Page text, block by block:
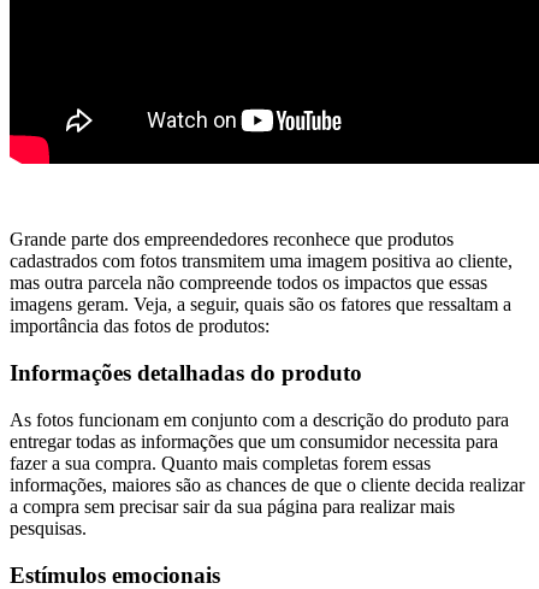
Grande parte dos empreendedores reconhece que produtos
cadastrados com fotos transmitem uma imagem positiva ao cliente,
mas outra parcela não compreende todos os impactos que essas
imagens geram. Veja, a seguir, quais são os fatores que ressaltam a
importância das fotos de produtos:
Informações detalhadas do produto
As fotos funcionam em conjunto com a descrição do produto para
entregar todas as informações que um consumidor necessita para
fazer a sua compra. Quanto mais completas forem essas
informações, maiores são as chances de que o cliente decida realizar
a compra sem precisar sair da sua página para realizar mais
pesquisas.
Estímulos emocionais